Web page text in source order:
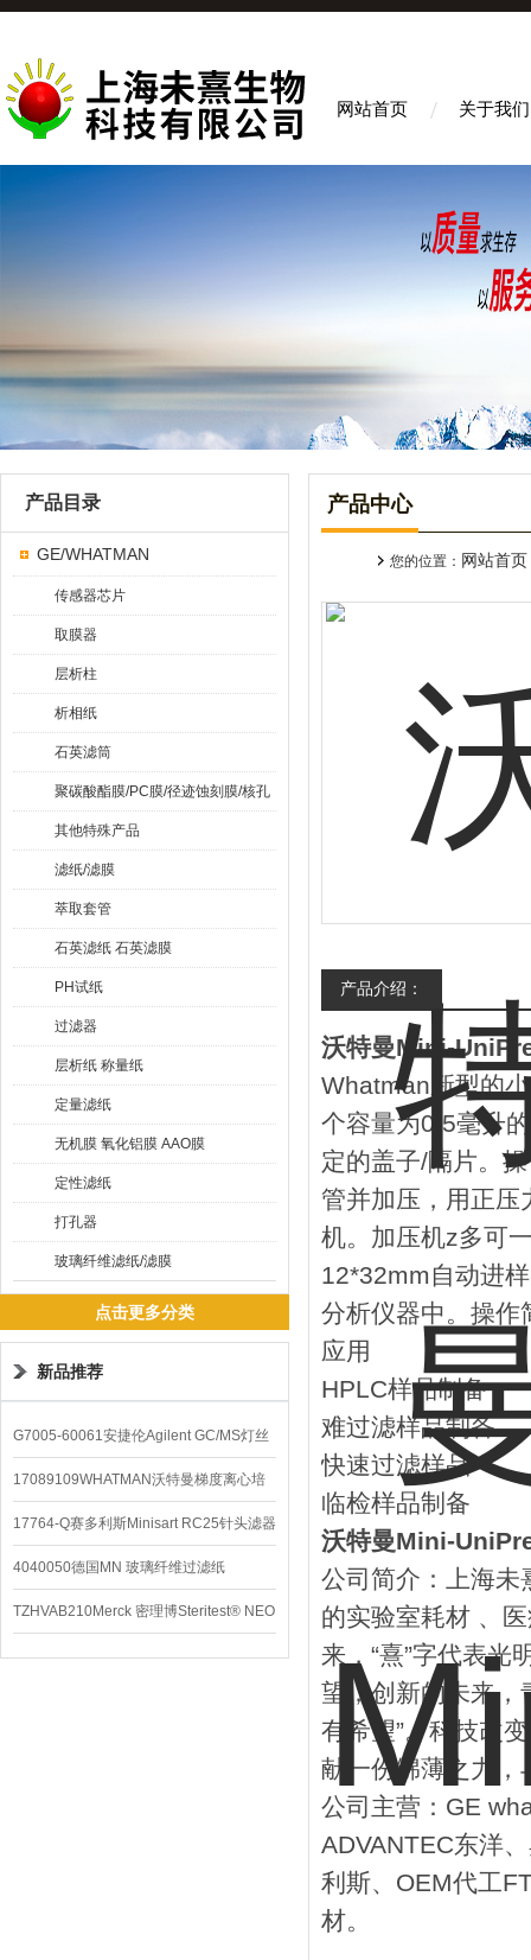
网站首页 关于我们
产品目录
GE/WHATMAN
传感器芯片
取膜器
层析柱
析相纸
石英滤筒
聚碳酸酯膜/PC膜/径迹蚀刻膜/核孔
膜
其他特殊产品
滤纸/滤膜
萃取套管
石英滤纸 石英滤膜
PH试纸
过滤器
层析纸 称量纸
定量滤纸
无机膜 氧化铝膜 AAO膜
定性滤纸
打孔器
玻璃纤维滤纸/滤膜
点击更多分类
新品推荐
G7005-60061安捷伦Agilent GC/MS灯丝
配件
17089109WHATMAN沃特曼梯度离心培
养基
17764-Q赛多利斯Minisart RC25针头滤器
4040050德国MN 玻璃纤维过滤纸
TZHVAB210Merck 密理博Steritest® NEO
设备
产品中心
您的位置： 网站首页
产品介绍：
沃特曼Mini-
Whatman新型的
个容量为0.5毫升
定的盖子/隔片。
管并加压，用正压
机。加压机z多可
12*32mm自动进
分析仪器中。操作
应用
HPLC样品制备
难过滤样品制备
快速过滤样品
临检样品制备
沃特曼Mini-
公司简介：上海
的实验室耗材 、
来，“熹”字代表光
望，创新的未来，
有希望”。科技改
献一份绵薄之力，
公司主营：GE
ADVANTEC东洋
利斯、OEM代工
材。